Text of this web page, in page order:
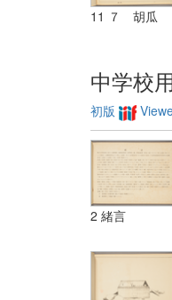
11 ７ 胡瓜
中学校
初版
2 緒言